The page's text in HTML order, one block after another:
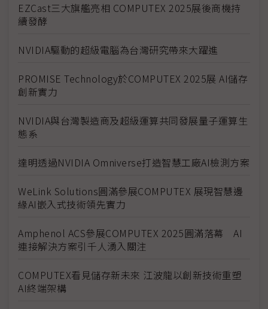
EZCast三大旗艦亮相 COMPUTEX 2025展後商機持
續發酵
NVIDIA驅動的超級電腦為台灣研究帶來大躍進
PROMISE Technology於COMPUTEX 2025展 AI儲存
創新實力
NVIDIA與台灣製造商及超級運算共同發展量子運算生
態系
達明透過NVIDIA Omniverse打造智慧工廠AI檢測方案
WeLink Solutions圓滿參展COMPUTEX 展現智慧邊
緣AI嵌入式技術領先實力
Amphenol ACS參展COMPUTEX 2025圓滿落幕 AI
連接解決方案引千人湧入關注
COMPUTEX看見儲存新未來 江波龍以創新技術重塑
AI終端架構